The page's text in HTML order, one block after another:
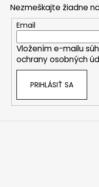
Nezmeškajte žiadne
Email
Vložením e-mailu
ochrany osobných
PRIHLÁSIŤ SA